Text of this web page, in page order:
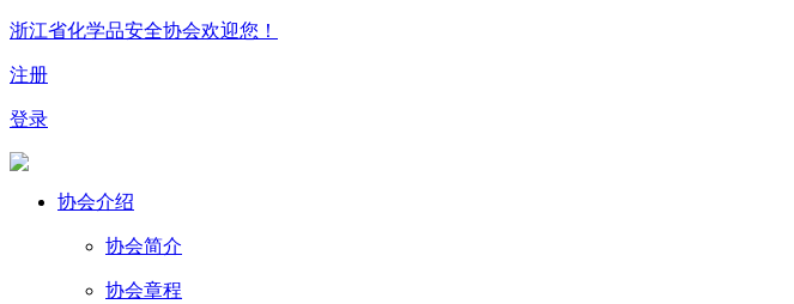
浙江省化学品安全协会欢迎您！
注册
登录
协会介绍
协会简介
协会章程